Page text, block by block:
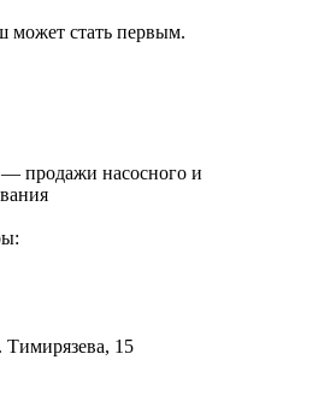
стать первым.
продажи насосного и
15